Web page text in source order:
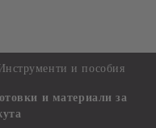
Инструменти и пособия
и материали за